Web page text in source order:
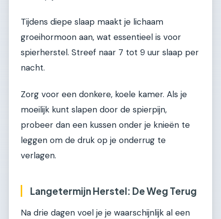
Tijdens diepe slaap maakt je lichaam
groeihormoon aan, wat essentieel is voor
spierherstel. Streef naar 7 tot 9 uur slaap per
nacht.
Zorg voor een donkere, koele kamer. Als je
moeilijk kunt slapen door de spierpijn,
probeer dan een kussen onder je knieën te
leggen om de druk op je onderrug te
verlagen.
Langetermijn Herstel: De Weg Terug
Na drie dagen voel je je waarschijnlijk al een